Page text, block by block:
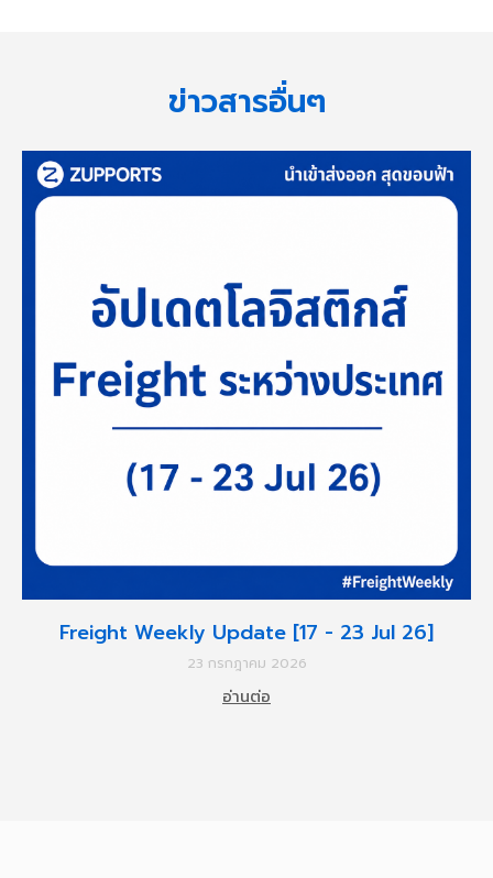
ข่าวสารอื่นๆ
Freight Weekly Update [17 - 23 Jul 26]
23 กรกฎาคม 2026
อ่านต่อ